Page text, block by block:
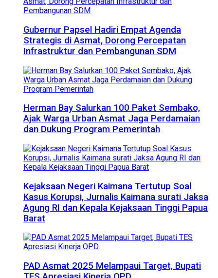
Gubernur Papsel Hadiri Empat Agenda
Strategis di Asmat, Dorong Percepatan
Infrastruktur dan Pembangunan SDM
Herman Bay Salurkan 100 Paket Sembako,
Ajak Warga Urban Asmat Jaga Perdamaian
dan Dukung Program Pemerintah
Kejaksaan Negeri Kaimana Tertutup Soal
Kasus Korupsi, Jurnalis Kaimana surati Jaksa
Agung RI dan Kepala Kejaksaan Tinggi Papua
Barat
PAD Asmat 2025 Melampaui Target, Bupati